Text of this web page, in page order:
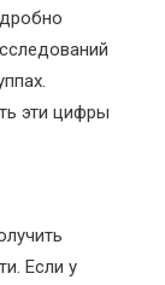
эти цифры
Если у